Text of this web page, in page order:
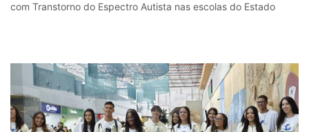
com Transtorno do Espectro Autista nas escolas do Estado